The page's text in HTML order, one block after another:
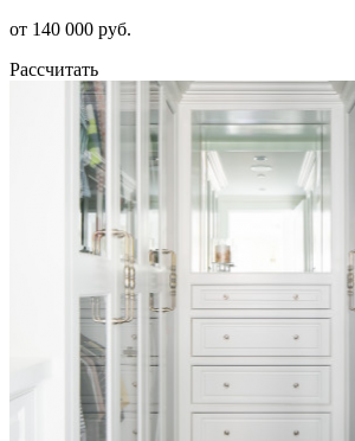
от 140 000 руб.
Рассчитать